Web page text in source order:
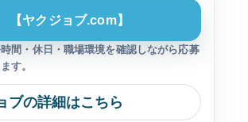
【ヤクジョブ.com】
間・休日・職場環境を確認しながら応募
す。
ブの詳細はこちら